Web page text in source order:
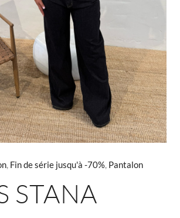
, Fin de série jusqu'à -70%, Pantalon
STANA